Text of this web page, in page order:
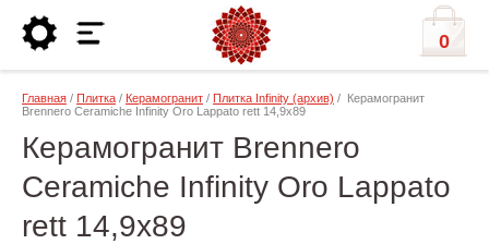
0
Главная / Плитка / Керамогранит / Плитка Infinity (архив) / Керамогранит
Brennero Ceramiche Infinity Oro Lappato rett 14,9x89
Керамогранит Brennero
Ceramiche Infinity Oro Lappato
rett 14,9x89